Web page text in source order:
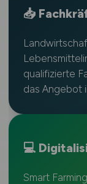
📥
qualifizierte
das Angebot
💻
Smart